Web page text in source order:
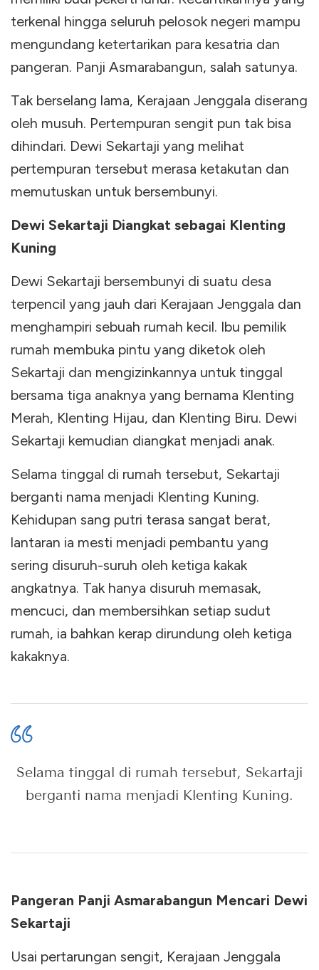
terkenal hingga seluruh pelosok negeri mampu
mengundang ketertarikan para kesatria dan
pangeran. Panji Asmarabangun, salah satunya.
Tak berselang lama, Kerajaan Jenggala diserang
oleh musuh. Pertempuran sengit pun tak bisa
dihindari. Dewi Sekartaji yang melihat
pertempuran tersebut merasa ketakutan dan
memutuskan untuk bersembunyi.
Dewi Sekartaji Diangkat sebagai Klenting
Kuning
Dewi Sekartaji bersembunyi di suatu desa
terpencil yang jauh dari Kerajaan Jenggala dan
menghampiri sebuah rumah kecil. Ibu pemilik
rumah membuka pintu yang diketok oleh
Sekartaji dan mengizinkannya untuk tinggal
bersama tiga anaknya yang bernama Klenting
Merah, Klenting Hijau, dan Klenting Biru. Dewi
Sekartaji kemudian diangkat menjadi anak.
Selama tinggal di rumah tersebut, Sekartaji
berganti nama menjadi Klenting Kuning.
Kehidupan sang putri terasa sangat berat,
lantaran ia mesti menjadi pembantu yang
sering disuruh-suruh oleh ketiga kakak
angkatnya. Tak hanya disuruh memasak,
mencuci, dan membersihkan setiap sudut
rumah, ia bahkan kerap dirundung oleh ketiga
kakaknya.
Selama tinggal di rumah tersebut, Sekartaji
berganti nama menjadi Klenting Kuning.
Pangeran Panji Asmarabangun Mencari Dewi
Sekartaji
Usai pertarungan sengit, Kerajaan Jenggala